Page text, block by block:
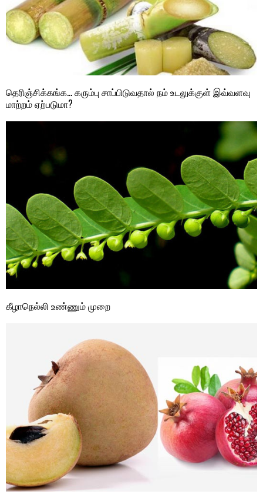
தெரிஞ்சிக்கங்க… கரும்பு சாப்பிடுவதால் நம் உடலுக்குள் இவ்வளவு
மாற்றம் ஏற்படுமா?
கீழாநெல்லி உண்ணும் முறை